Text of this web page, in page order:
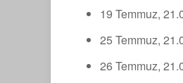
19 Temmuz,
25 Temmuz,
26 Temmuz,